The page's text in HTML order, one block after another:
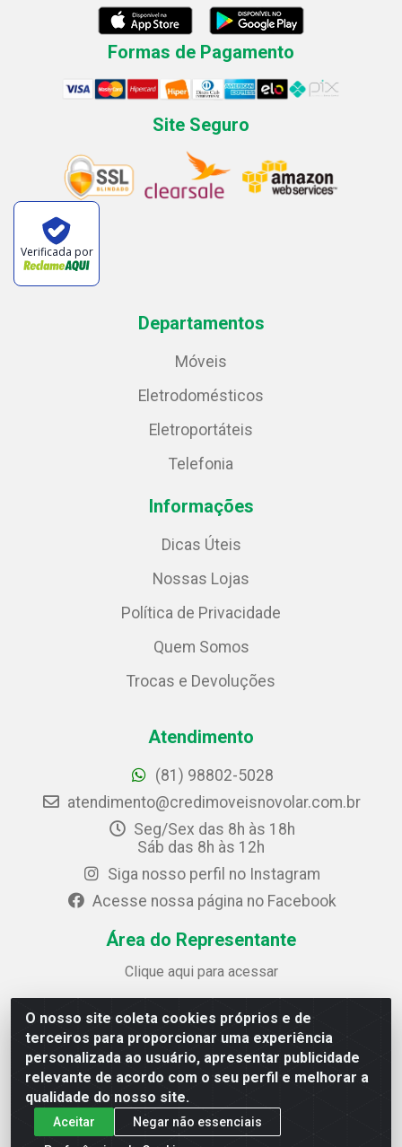
O nosso site coleta cookies próprios e de
terceiros para proporcionar uma experiência
personalizada ao usuário, apresentar publicidade
relevante de acordo com o seu perfil e melhorar a
qualidade do nosso site.
Aceitar
Negar não essenciais
Formas de Pagamento
Site Seguro
Verificada por
Departamentos
Móveis
Eletrodomésticos
Eletroportáteis
Telefonia
Informações
Dicas Úteis
Nossas Lojas
Política de Privacidade
Quem Somos
Trocas e Devoluções
Atendimento
(81) 98802-5028
atendimento@credimoveisnovolar.com.br
Seg/Sex das 8h às 18h
Sáb das 8h às 12h
Siga nosso perfil no Instagram
Acesse nossa página no Facebook
Área do Representante
Clique aqui para acessar
Credimóveis Novolar Ltda
Rua José Alves Bezerra, 430 - Prazeres - Jaboatão dos
Guararapes / PE - CEP 54.325-610
CNPJ: 09.930.165/0013-70